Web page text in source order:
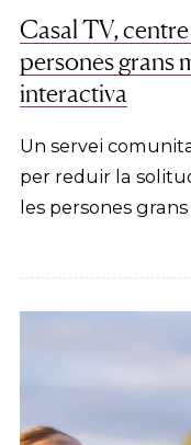
Casal TV,
persones grans
interactiva
Un servei
per reduir la
les persones grans